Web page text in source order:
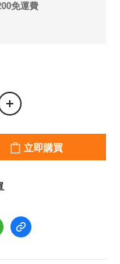
免運費
立即購買